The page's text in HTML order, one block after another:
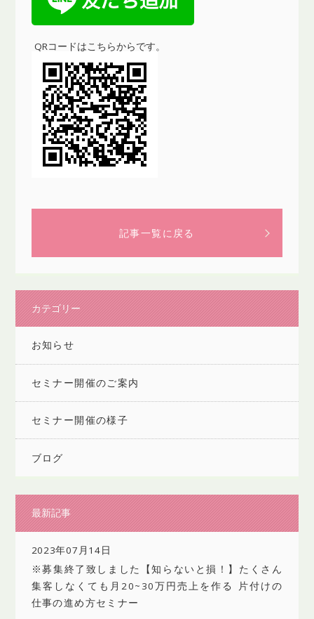
QRコードはこちらからです。
記事一覧に戻る
カテゴリー
お知らせ
セミナー開催のご案内
セミナー開催の様子
ブログ
最新記事
2023年07月14日
※募集終了致しました【知らないと損！】たくさん
集客しなくても月20~30万円売上を作る 片付けの
仕事の進め方セミナー